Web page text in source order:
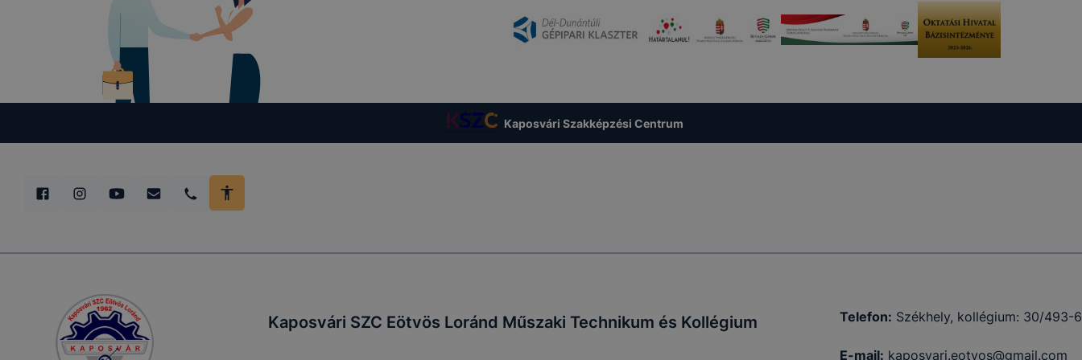
Kaposvári Szakképzési Centrum
Kaposvári SZC Eötvös Loránd Műszaki Technikum és Kollégium Telefon: Székhely, kollégium: 30/493-
E-mail: kaposvari.eotvos@gmail.com